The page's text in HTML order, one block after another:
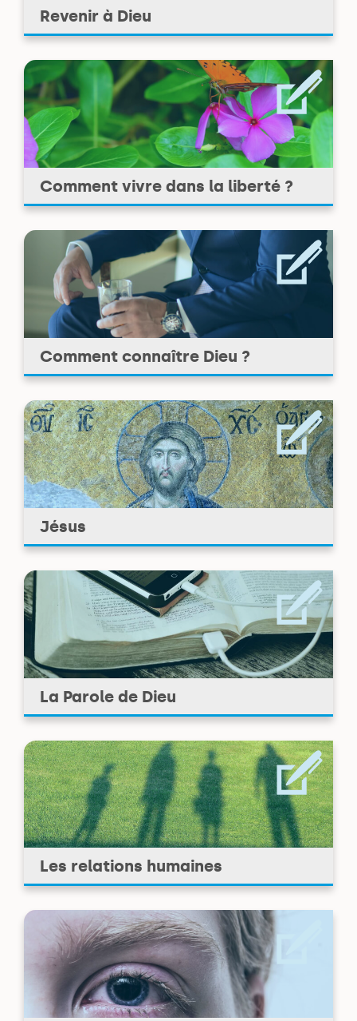
Revenir à Dieu
Comment vivre dans la liberté ?
Comment connaître Dieu ?
Jésus
La Parole de Dieu
Les relations humaines